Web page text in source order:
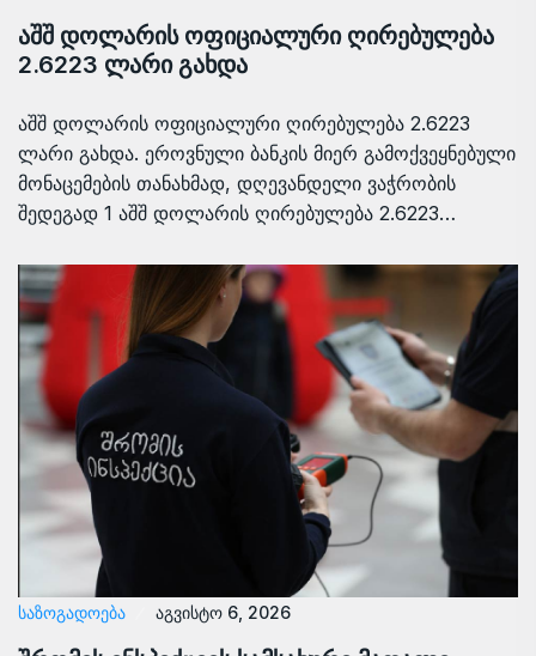
აშშ დოლარის ოფიციალური ღირებულება
2.6223 ლარი გახდა
აშშ დოლარის ოფიციალური ღირებულება 2.6223
ლარი გახდა. ეროვნული ბანკის მიერ გამოქვეყნებული
მონაცემების თანახმად, დღევანდელი ვაჭრობის
შედეგად 1 აშშ დოლარის ღირებულება 2.6223…
ᲡᲐᲖᲝᲒᲐᲓᲝᲔᲑᲐ აგვისტო 6, 2026